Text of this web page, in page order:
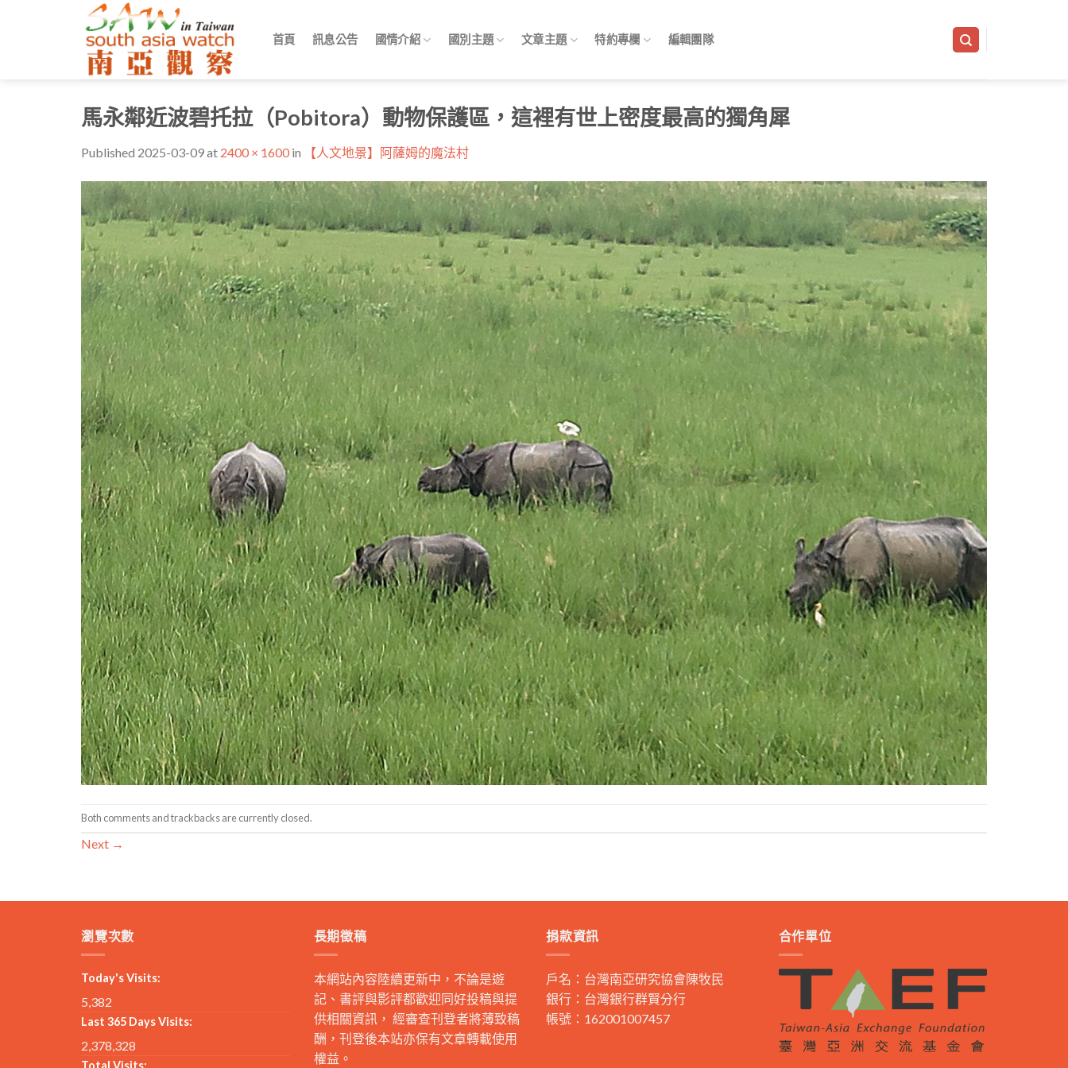
首頁 訊息公告 國情介紹 國別主題 文章主題 特約專欄 編輯團隊
馬永鄰近波碧托拉（Pobitora）動物保護區，這裡有世上密度最高的獨角犀
Published 2025-03-09at 2400 × 1600 in 【人文地景】阿薩姆的魔法村
Both comments and trackbacks are currently closed.
Next →
瀏覽次數
Today's Visits:
5,382
Last 365 Days Visits:
2,378,328
Total Visits:
長期徵稿
本網站內容陸續更新中，不論是遊
記、書評與影評都歡迎同好投稿與提
供相關資訊， 經審查刊登者將薄致稿
酬，刊登後本站亦保有文章轉載使用
權益。
捐款資訊
戶名：台灣南亞研究協會陳牧民
銀行：台灣銀行群賢分行
帳號：162001007457
合作單位